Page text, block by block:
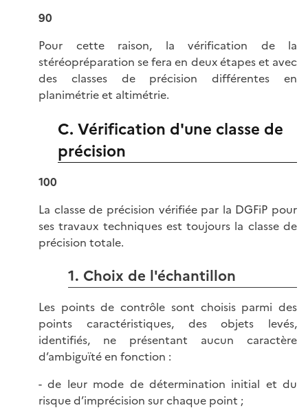
90
Pour cette raison, la vérification de la
stéréopréparation se fera en deux étapes et avec
des classes de précision différentes en
planimétrie et altimétrie.
C. Vérification d'une classe de
précision
100
La classe de précision vérifiée par la DGFiP pour
ses travaux techniques est toujours la classe de
précision totale.
1. Choix de l'échantillon
Les points de contrôle sont choisis parmi des
points caractéristiques, des objets levés,
identifiés, ne présentant aucun caractère
d’ambiguïté en fonction :
- de leur mode de détermination initial et du
risque d’imprécision sur chaque point ;